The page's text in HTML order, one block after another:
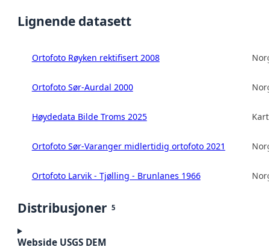
Lignende datasett
Ortofoto Røyken rektifisert 2008
Ortofoto Sør-Aurdal 2000
Høydedata Bilde Troms 2025
Ortofoto Sør-Varanger midlertidig ortofoto 2021
Ortofoto Larvik - Tjølling - Brunlanes 1966
Distribusjoner 5
Webside USGS DEM